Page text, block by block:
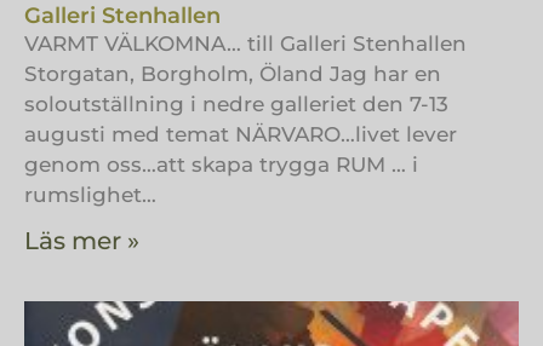
Galleri Stenhallen
VARMT VÄLKOMNA… till Galleri Stenhallen
Storgatan, Borgholm, Öland Jag har en
soloutställning i nedre galleriet den 7-13
augusti med temat NÄRVARO…livet lever
genom oss…att skapa trygga RUM … i
rumslighet…
Läs mer »